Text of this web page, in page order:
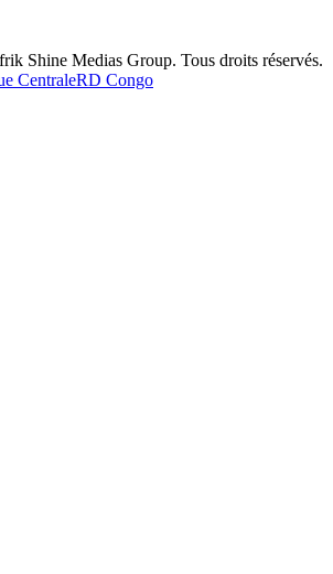
Shine Medias Group. Tous droits réservés.
CentraleRD Congo